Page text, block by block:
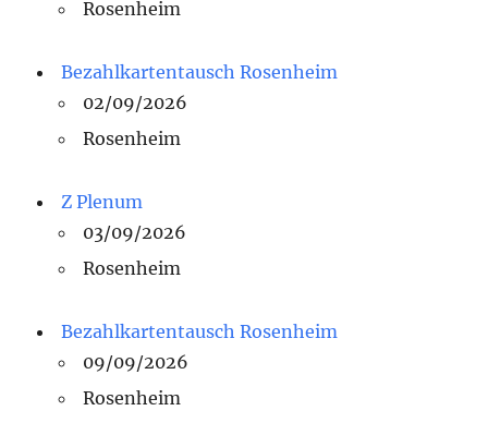
Rosenheim
Bezahlkartentausch Rosenheim
02/09/2026
Rosenheim
Z Plenum
03/09/2026
Rosenheim
Bezahlkartentausch Rosenheim
09/09/2026
Rosenheim